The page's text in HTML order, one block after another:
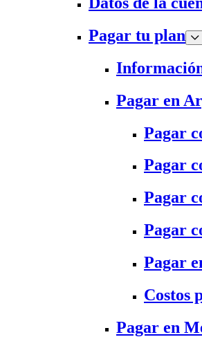
Pagar tu plan
Pagar en
Pagar
Pagar
Pagar
Pagar
Pagar
Costos
Pagar en